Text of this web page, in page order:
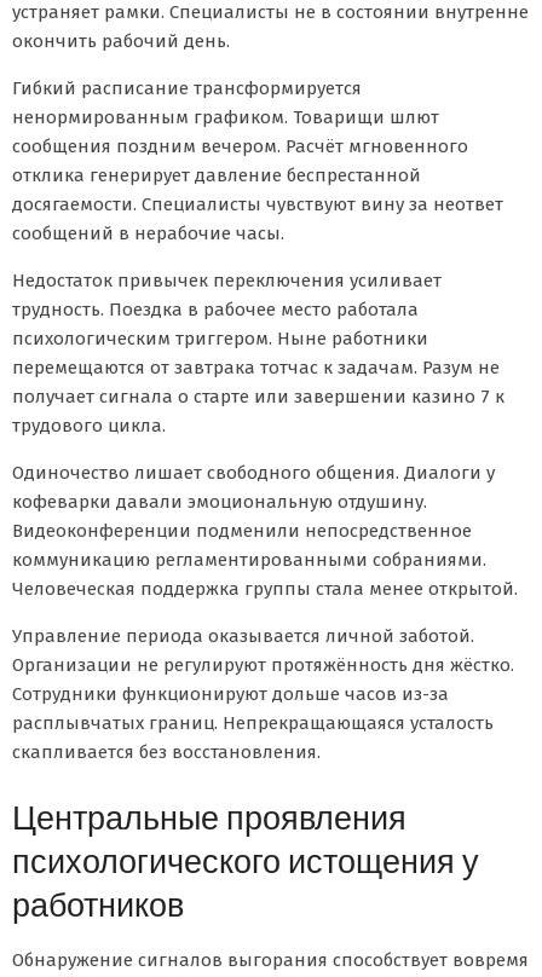
устраняет рамки. Специалисты не в состоянии внутренне
окончить рабочий день.
Гибкий расписание трансформируется
ненормированным графиком. Товарищи шлют
сообщения поздним вечером. Расчёт мгновенного
отклика генерирует давление беспрестанной
досягаемости. Специалисты чувствуют вину за неответ
сообщений в нерабочие часы.
Недостаток привычек переключения усиливает
трудность. Поездка в рабочее место работала
психологическим триггером. Ныне работники
перемещаются от завтрака тотчас к задачам. Разум не
получает сигнала о старте или завершении казино 7 к
трудового цикла.
Одиночество лишает свободного общения. Диалоги у
кофеварки давали эмоциональную отдушину.
Видеоконференции подменили непосредственное
коммуникацию регламентированными собраниями.
Человеческая поддержка группы стала менее открытой.
Управление периода оказывается личной заботой.
Организации не регулируют протяжённость дня жёстко.
Сотрудники функционируют дольше часов из-за
расплывчатых границ. Непрекращающаяся усталость
скапливается без восстановления.
Центральные проявления
психологического истощения у
работников
Обнаружение сигналов выгорания способствует вовремя